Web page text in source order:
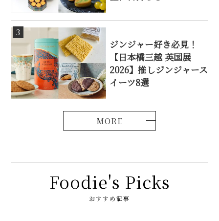
3
ジンジャー好き必見！
【日本橋三越 英国展
2026】推しジンジャース
イーツ8選
Foodie's Picks
おすすめ記事